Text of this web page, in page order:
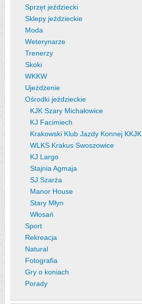
Sprzęt jeździecki
Sklepy jeździeckie
Moda
Weterynarze
Trenerzy
Skoki
WKKW
Ujeżdżenie
Ośrodki jeździeckie
KJK Szary Michałowice
KJ Facimiech
Krakowski Klub Jazdy Konnej KKJK
WLKS Krakus Swoszowice
KJ Largo
Stajnia Agmaja
SJ Szarża
Manor House
Stary Młyn
Włosań
Sport
Rekreacja
Natural
Fotografia
Gry o koniach
Porady